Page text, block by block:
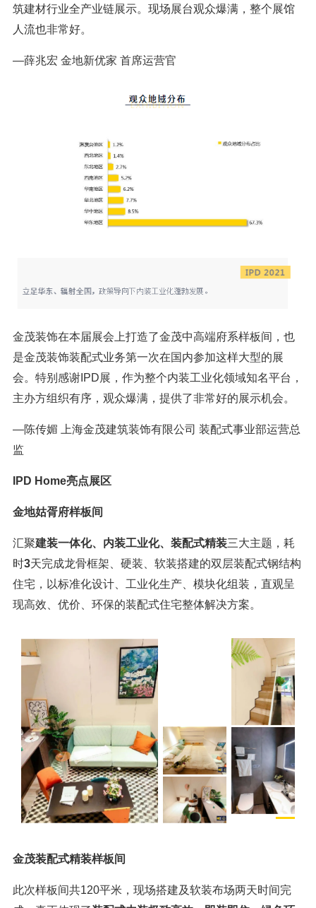
筑建材行业全产业链展示。现场展台观众爆满，整个展馆
人流也非常好。
—薛兆宏 金地新优家 首席运营官
金茂装饰在本届展会上打造了金茂中高端府系样板间，也
是金茂装饰装配式业务第一次在国内参加这样大型的展
会。特别感谢IPD展，作为整个内装工业化领域知名平台，
主办方组织有序，观众爆满，提供了非常好的展示机会。
—陈传媚 上海金茂建筑装饰有限公司 装配式事业部运营总
监
IPD Home亮点展区
金地姑胥府样板间
汇聚建装一体化、内装工业化、装配式精装三大主题，耗
时3天完成龙骨框架、硬装、软装搭建的双层装配式钢结构
住宅，以标准化设计、工业化生产、模块化组装，直观呈
现高效、优价、环保的装配式住宅整体解决方案。
金茂装配式精装样板间
此次样板间共120平米，现场搭建及软装布场两天时间完